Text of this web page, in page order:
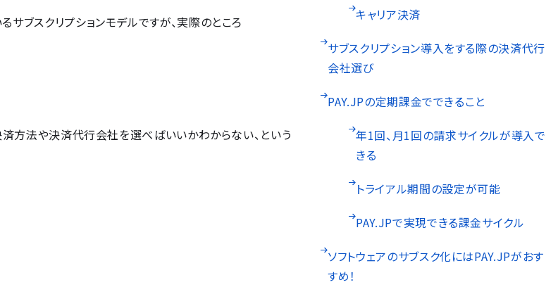
キャリア決済
サブスクリプション導入をする際の決済代行
会社選び
PAY.JPの定期課金でできること
年1回、月1回の請求サイクルが導入で
きる
トライアル期間の設定が可能
PAY.JPで実現できる課金サイクル
ソフトウェアのサブスク化にはPAY.JPがおす
すめ！
ブスクリプションモデルですが、実際のところ
済方法や決済代行会社を選べばいいかわからない、という